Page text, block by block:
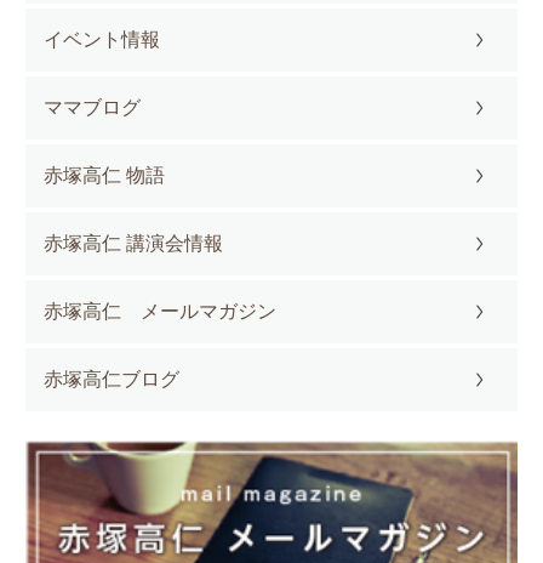
イベント情報
ママブログ
赤塚高仁 物語
赤塚高仁 講演会情報
赤塚高仁 メールマガジン
赤塚高仁ブログ